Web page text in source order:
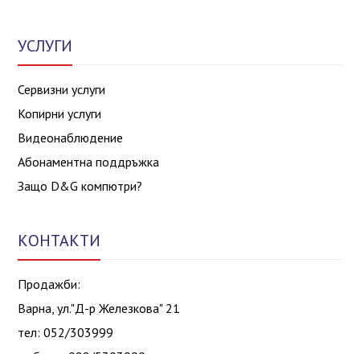
УСЛУГИ
Сервизни услуги
Копирни услуги
Видеонаблюдение
Абонаментна поддръжка
Защо D&G компютри?
КОНТАКТИ
Продажби:
Варна, ул."Д-р Железкова" 21
тел: 052/303999